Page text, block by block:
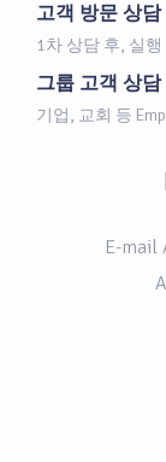
고객 방문 상담
1차 상담 후, 실
그룹 고객 상담
기업, 교회 등
E-mail